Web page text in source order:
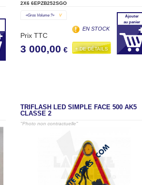
2X6 6EPZB252SGO
«gros Volume ?» V
Prix TTC
3 000,00 €
EN STOCK
+ DE DÉTAILS
Ajouter
au panier
TRIFLASH LED SIMPLE FACE 500 AK5
CLASSE 2
"Photo non contractuelle"